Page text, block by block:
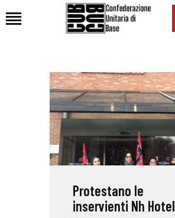
HOME
CHI SIAMO
SEDI
NEWS
PODCAST CUB
INTERNAZIONALE
RASSEGNA STAMPA
Protestano le
inservienti Nh Hotel